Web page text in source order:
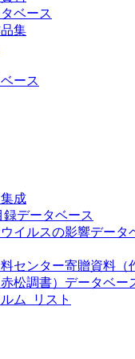
ベース
集
ース
成
データベース
イルスの影響データ
センター寄贈資料（
松調書）データベー
ム_リスト